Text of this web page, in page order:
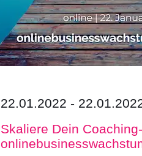
22.01.2022 -
Skaliere Dein